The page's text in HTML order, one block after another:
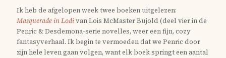
Ik heb de afgelopen week twee boeken uitgelezen:
Masquerade in Lodivan Lois McMaster Bujold (deel vier in de
Penric & Desdemona-serie novelles, weer een fijn, cozy
fantasyverhaal. Ik begin te vermoeden dat we Penric door
zijn hele leven gaan volgen, want elk boek springt een aantal